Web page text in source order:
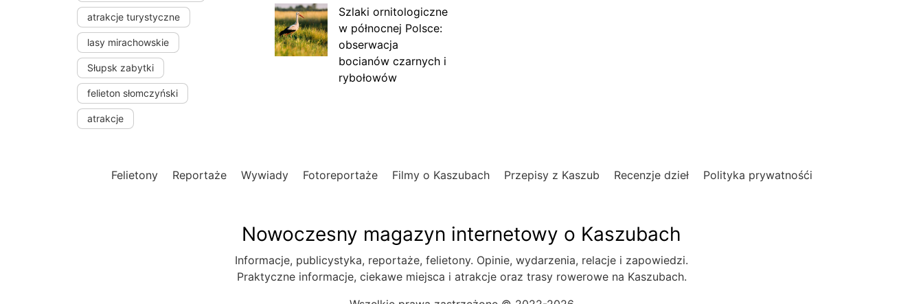
atrakcje turystyczne
lasy mirachowskie
Słupsk zabytki
felieton słomczyński
atrakcje
Szlaki ornitologiczne
w północnej Polsce:
obserwacja
bocianów czarnych i
rybołowów
Felietony Reportaże Wywiady Fotoreportaże Filmy o Kaszubach Przepisy z Kaszub Recenzje dzieł Polityka prywatnośći
Nowoczesny magazyn internetowy o Kaszubach
Informacje, publicystyka, reportaże, felietony. Opinie, wydarzenia, relacje i zapowiedzi.
Praktyczne informacje, ciekawe miejsca i atrakcje oraz trasy rowerowe na Kaszubach.